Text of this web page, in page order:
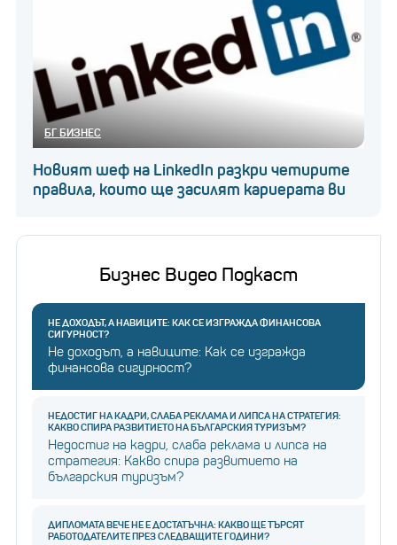
БГ БИЗНЕС
Новият шеф на LinkedIn разкри четирите
правила, които ще засилят кариерата ви
Бизнес Видео Подкаст
НЕ ДОХОДЪТ, А НАВИЦИТЕ: КАК СЕ ИЗГРАЖДА ФИНАНСОВА
СИГУРНОСТ?
Не доходът, а навиците: Как се изгражда
финансова сигурност?
НЕДОСТИГ НА КАДРИ, СЛАБА РЕКЛАМА И ЛИПСА НА СТРАТЕГИЯ:
КАКВО СПИРА РАЗВИТИЕТО НА БЪЛГАРСКИЯ ТУРИЗЪМ?
Недостиг на кадри, слаба реклама и липса на
стратегия: Какво спира развитието на
българския туризъм?
ДИПЛОМАТА ВЕЧЕ НЕ Е ДОСТАТЪЧНА: КАКВО ЩЕ ТЪРСЯТ
РАБОТОДАТЕЛИТЕ ПРЕЗ СЛЕДВАЩИТЕ ГОДИНИ?